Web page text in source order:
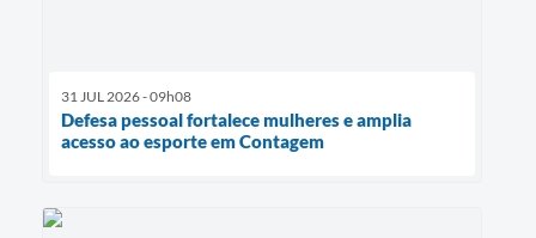
31 JUL 2026 - 09h08
Defesa pessoal fortalece mulheres e amplia
acesso ao esporte em Contagem